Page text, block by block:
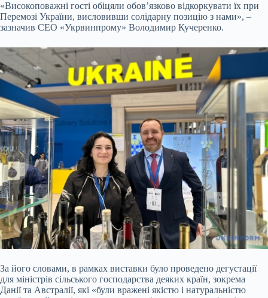
«Високоповажні гості обіцяли обов’язково відкоркувати їх при
Перемозі України, висловивши солідарну позицію з нами», –
зазначив СЕО «Укрвинпрому» Володимир Кучеренко.
За його словами, в рамках виставки було проведено дегустації
для міністрів сільського господарства деяких країн, зокрема
Данії та Австралії, які «були вражені якістю і натуральністю